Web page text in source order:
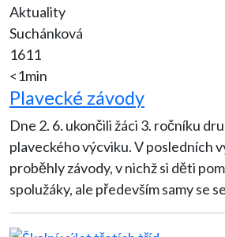
Aktuality
Suchánková
1611
<1min
Plavecké závody
Dne 2. 6. ukončili žáci 3. ročníku
plaveckého výcviku. V posledních
proběhly závody, v nichž si děti
spolužáky, ale především samy se